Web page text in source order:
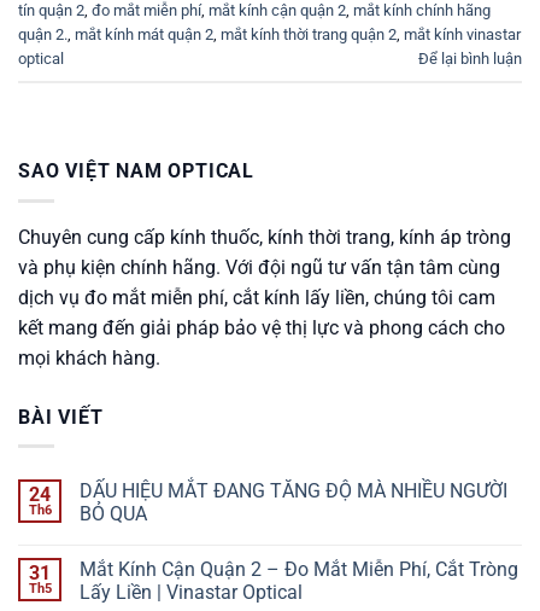
tín quận 2, đo mắt miễn phí, mắt kính cận quận 2, mắt kính chính hãng
quận 2., mắt kính mát quận 2, mắt kính thời trang quận 2, mắt kính vinastar
optical
Để lại bình luận
SAO VIỆT NAM OPTICAL
Chuyên cung cấp kính thuốc, kính thời trang, kính áp tròng
và phụ kiện chính hãng. Với đội ngũ tư vấn tận tâm cùng
dịch vụ đo mắt miễn phí, cắt kính lấy liền, chúng tôi cam
kết mang đến giải pháp bảo vệ thị lực và phong cách cho
mọi khách hàng.
BÀI VIẾT
24
Th6
DẤU HIỆU MẮT ĐANG TĂNG ĐỘ MÀ NHIỀU NGƯỜI
BỎ QUA
bình
luận
ở
31
Th5
Mắt Kính Cận Quận 2 – Đo Mắt Miễn Phí, Cắt Tròng
Lấy Liền | Vinastar Optical